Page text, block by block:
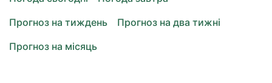
Прогноз на тиждень
Прогноз на два тижні
Прогноз на місяць